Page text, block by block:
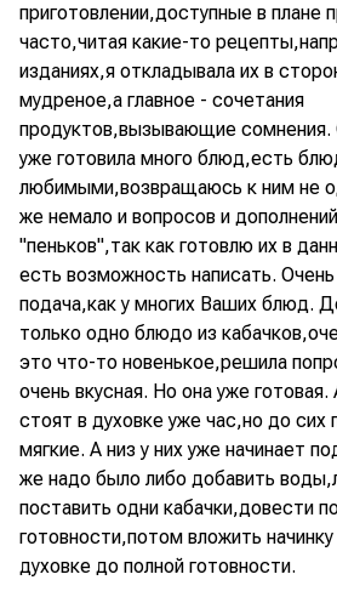
приготовлении,доступные в плане
часто,читая какие-то
изданиях,я откладывала их в
мудреное,а главное - сочетания
продуктов,вызывающие сомнения.
уже готовила много блюд,есть
любимыми,возвращаюсь к ним не
же немало и вопросов и
"пеньков",так как готовлю их в
есть возможность написать. Очень
подача,как у многих Ваших блюд.
только одно блюдо из
это что-то новенькое,решила
очень вкусная. Но она уже
стоят в духовке уже час,но до сих
мягкие. А низ у них уже начинает
же надо было либо добавить
поставить одни кабачки,довести
готовности,потом вложить
духовке до полной готовности.